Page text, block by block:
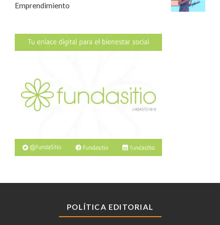
Emprendimiento
POLÍTICA EDITORIAL